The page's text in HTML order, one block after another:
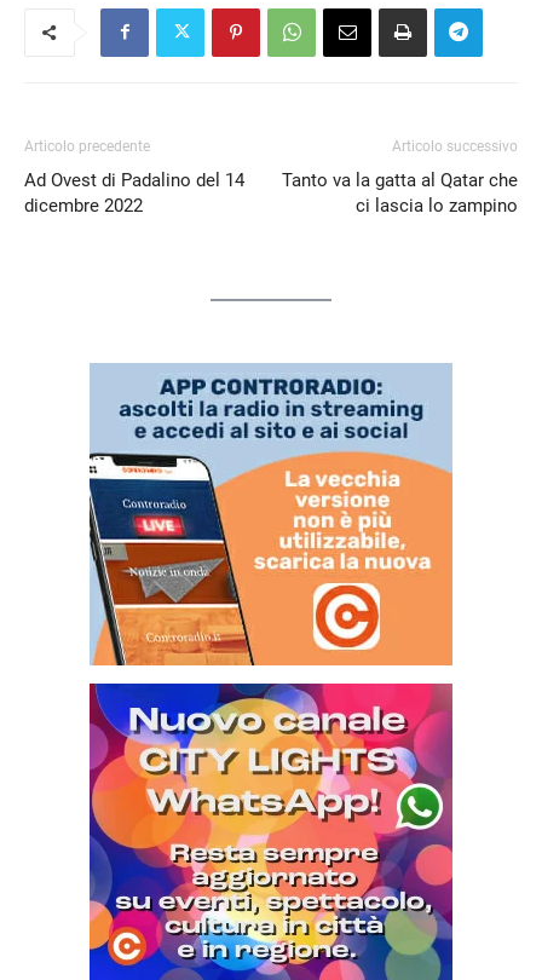
Articolo precedente
Ad Ovest di Padalino del 14
dicembre 2022
Articolo successivo
Tanto va la gatta al Qatar che
ci lascia lo zampino